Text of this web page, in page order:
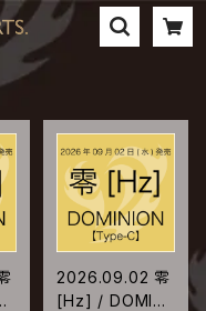
2026.09.02 零
[Hz] / DOMINI